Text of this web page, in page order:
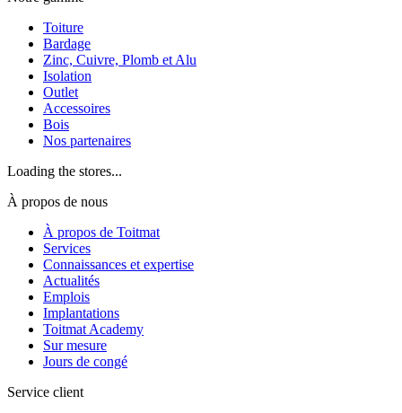
Toiture
Bardage
Zinc, Cuivre, Plomb et Alu
Isolation
Outlet
Accessoires
Bois
Nos partenaires
Loading the stores...
À propos de nous
À propos de Toitmat
Services
Connaissances et expertise
Actualités
Emplois
Implantations
Toitmat Academy
Sur mesure
Jours de congé
Service client